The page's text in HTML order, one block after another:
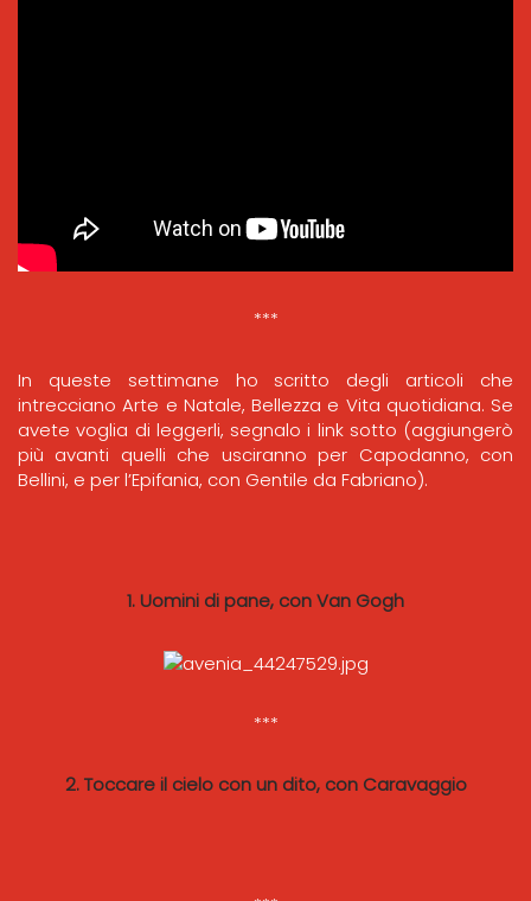
***
In queste settimane ho scritto degli articoli che
intrecciano Arte e Natale, Bellezza e Vita quotidiana. Se
avete voglia di leggerli, segnalo i link sotto (aggiungerò
più avanti quelli che usciranno per Capodanno, con
Bellini, e per l’Epifania, con Gentile da Fabriano).
1. Uomini di pane, con Van Gogh
***
2. Toccare il cielo con un dito, con Caravaggio